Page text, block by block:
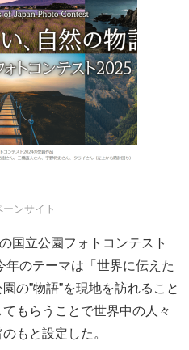
ンサイト
国立公園フォトコンテスト
のテーマは「世界に伝えた
の”物語”を現地を訪れること
もらうことで世界中の人々
もと設定した。